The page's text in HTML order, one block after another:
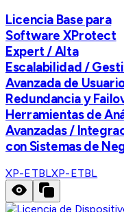
Licencia Base para
Software XProtect
Expert / Alta
Escalabilidad /
Avanzada de
Redundancia y
Herramientas de
Avanzadas /
con Sistemas de
XP-ETBLXP-ETBL